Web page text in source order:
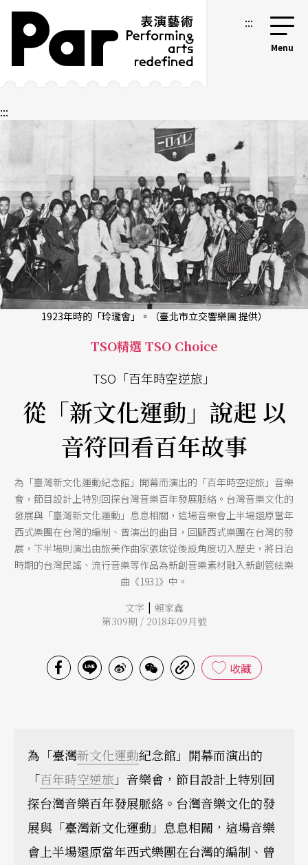
跳到主要內容區塊
網站導覽 :::
:::
1923年時的「玲瓏會」。（臺北市立交響樂團 提供）
TSO精選 TSO Choice
TSO「百年時空逆旅」
從「新文化運動」說起 以
音符回看百年故事
為「臺灣新文化運動紀念館」開幕而演出的「百年時空逆旅」音樂
會，節目設計上特別回探台灣音樂百年發展脈絡。台灣音樂文化的
發展與「臺灣新文化運動」息息相關，這場音樂會上半場還原當年
西式樂團在台灣的編制、曾演出的曲目，回顧西式樂團在台灣的發
展，下半場則演出由旅美作曲家張玹從後設角度切入歷史，將日治
時期的台灣民謠、流行音樂等作品為新創音樂素材融入新創管絃樂
曲《1931》中。
文字 | 賴家鑫
第309期 / 2018年09月號
收藏
為「臺灣新文化運動紀念館」開幕而演出的
「百年時空逆旅 」音樂會，節目設計上特別回
探台灣音樂百年發展脈絡。台灣音樂文化的發
展與「臺灣新文化運動」息息相關，這場音樂
會上半場還原當年西式樂團在台灣的編制、曾